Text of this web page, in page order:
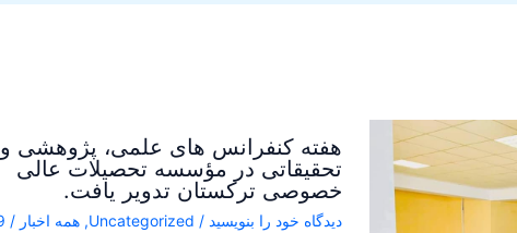
هفته کنفرانس های علمی، پژوهشی و
تحقیقاتی در مؤسسه تحصیلات عالی
خصوصی ترکستان تدویر یافت.
دیدگاه‌ خود را بنویسید /
Uncategorized
,همه اخبار /